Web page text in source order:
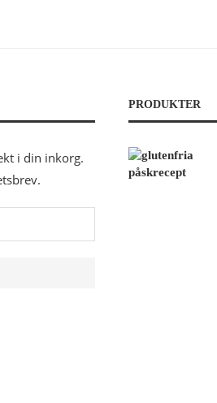
i din inkorg.
PRODUKTER